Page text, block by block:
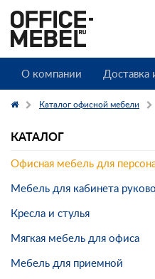
О компании Доставка
Каталог офисной мебели
КАТАЛОГ
Офисная мебель для
Мебель для кабинета
Кресла и стулья
Мягкая мебель для офиса
Мебель для приемной